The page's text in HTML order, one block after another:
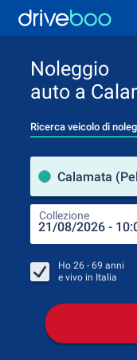
Noleggio
auto a
Ricerca veicolo di
Calamata
Collezione
Ho 26 - 69 anni
e vivo in Italia